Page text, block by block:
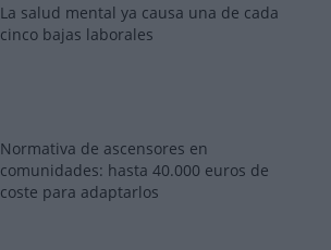
La salud mental ya causa una de cada
cinco bajas laborales
Normativa de ascensores en
comunidades: hasta 40.000 euros de
coste para adaptarlos